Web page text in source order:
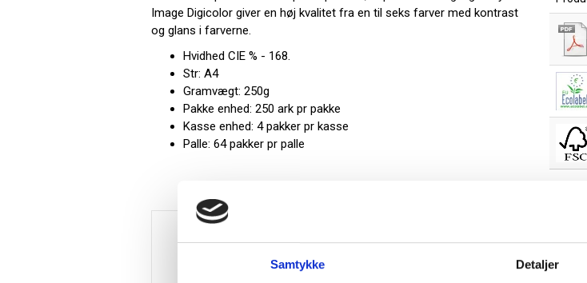
Samtykke Detaljer
Image Digicolor giver en høj kvalitet fra en til seks farver med kontrast
og glans i farverne.
Hvidhed CIE % - 168.
Str: A4
Gramvægt: 250g
Pakke enhed: 250 ark pr pakke
Kasse enhed: 4 pakker pr kasse
Palle: 64 pakker pr palle